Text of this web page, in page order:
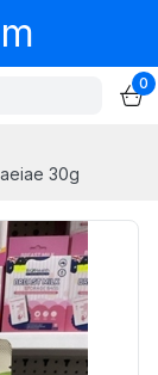
0
30g